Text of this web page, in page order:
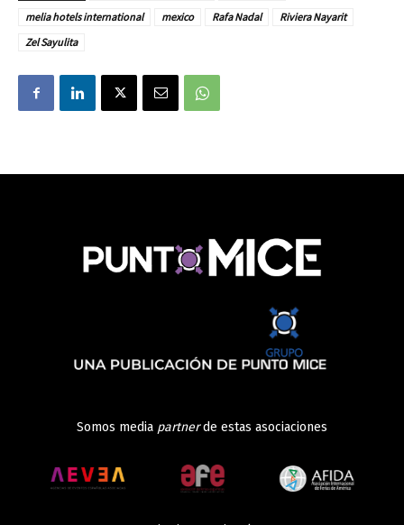
melia hotels international
mexico Rafa Nadal
Riviera Nayarit
Zel Sayulita
Somos media partnerde estas asociaciones